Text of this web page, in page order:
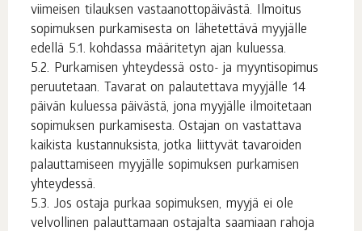
viimeisen tilauksen vastaanottopäivästä. Ilmoitus
sopimuksen purkamisesta on lähetettävä myyjälle
edellä 5.1. kohdassa määritetyn ajan kuluessa.
Purkamisen yhteydessä osto- ja myyntisopimus
peruutetaan. Tavarat on palautettava myyjälle 14
päivän kuluessa päivästä, jona myyjälle ilmoitetaan
sopimuksen purkamisesta. Ostajan on vastattava
kaikista kustannuksista, jotka liittyvät tavaroiden
palauttamiseen myyjälle sopimuksen purkamisen
yhteydessä.
Jos ostaja purkaa sopimuksen, myyjä ei ole
velvollinen palauttamaan ostajalta saamiaan rahoja